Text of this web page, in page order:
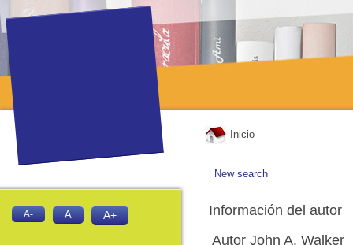
Inicio
New search
Información del autor
Autor John A. Walker
A- A A+